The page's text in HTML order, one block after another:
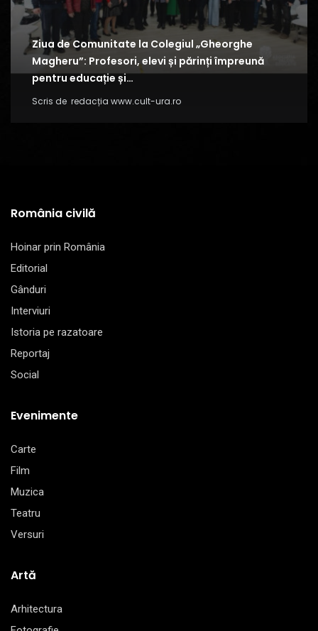
Ziua de Comunitate la Colegiul „Gheorghe
Magheru”: Profesori, elevi și părinți împreună
pentru educație și…
Scris de redacția www.cult-ura.ro
România civilă
Hoinar prin România
Editorial
Gânduri
Interviuri
Istoria pe razatoare
Reportaj
Social
Evenimente
Carte
Film
Muzica
Teatru
Versuri
Artă
Arhitectura